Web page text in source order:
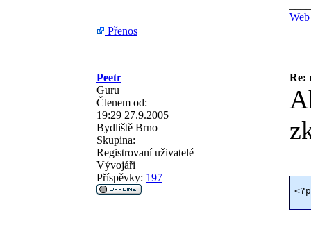
Web
Přenos
Peetr
Re:
Guru
Členem od:
19:29 27.9.2005
Bydliště Brno
Skupina:
Registrovaní uživatelé
Vývojáři
Příspěvky: 197